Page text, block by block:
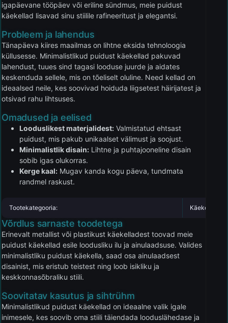
igapäevane tööpäev või eriline sündmus, meie puidust
käekellad lisavad sinu stiilile rafineeritust ja elegantsi.
Probleem ja lahendus
Tänapäeva kiires maailmas on lihtne eksida tehnoloogia
küllusesse. Minimalistlikud puidust käekellad pakuvad
lahendust, tuues sind tagasi looduse juurde ja aidates
keskenduda sellele, mis on tõeliselt oluline. Need kellad on
ideaalsed neile, kes soovivad hoiduda liigsetest häirijatest ja
otsivad rahu lihtsuses.
Omadused ja eelised
Looduslikest materjalidest: Valmistatud ehtsast
puidust, mis pakub unikaalset välimust ja soojust.
Minimalistlik disain: Lihtne ja puhtajooneline disain
sobib igas olukorras.
Kerge kaal: Mugav kanda kogu päeva, tundmata
randmel raskust.
Tootekategooria: Käekellad
Võrdlus sarnaste toodetega
Erinevalt metallist või plastikust käekelladest toovad meie
puidust käekellad esile loodusliku ilu ja ainulaadsuse. Valides
minimalistliku puidust käekella, saad osa ainulaadsest
disainist, mis eristub teistest ning loob isikliku ja
keskkonnasõbraliku stiili.
Soovitatav kasutus ja sihtrühm
Minimalistlikud puidust käekellad on ideaalne valik igale
inimesele, kes soovib oma stiili täiendada looduslähedase ja